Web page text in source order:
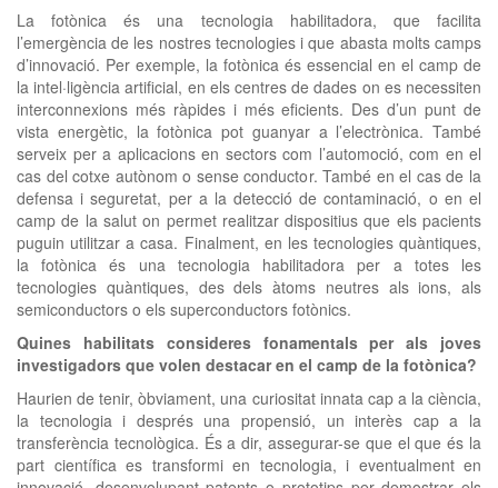
La fotònica és una tecnologia habilitadora, que facilita
l’emergència de les nostres tecnologies i que abasta molts camps
d’innovació. Per exemple, la fotònica és essencial en el camp de
la intel·ligència artificial, en els centres de dades on es necessiten
interconnexions més ràpides i més eficients. Des d’un punt de
vista energètic, la fotònica pot guanyar a l’electrònica. També
serveix per a aplicacions en sectors com l’automoció, com en el
cas del cotxe autònom o sense conductor. També en el cas de la
defensa i seguretat, per a la detecció de contaminació, o en el
camp de la salut on permet realitzar dispositius que els pacients
puguin utilitzar a casa. Finalment, en les tecnologies quàntiques,
la fotònica és una tecnologia habilitadora per a totes les
tecnologies quàntiques, des dels àtoms neutres als ions, als
semiconductors o els superconductors fotònics.
Quines habilitats consideres fonamentals per als joves
investigadors que volen destacar en el camp de la fotònica?
Haurien de tenir, òbviament, una curiositat innata cap a la ciència,
la tecnologia i després una propensió, un interès cap a la
transferència tecnològica. És a dir, assegurar-se que el que és la
part científica es transformi en tecnologia, i eventualment en